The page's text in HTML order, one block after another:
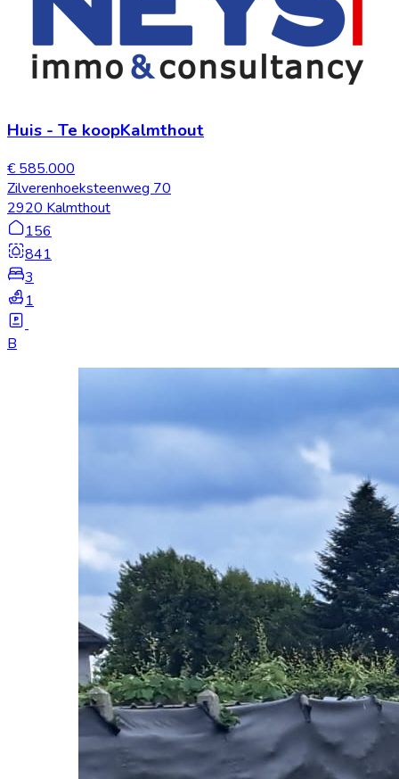
Huis - Te koopKalmthout
€ 585.000
Zilverenhoeksteenweg 70
2920 Kalmthout
156
841
3
1
B